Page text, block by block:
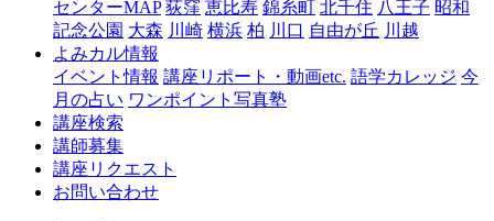
由
丘
センターMAP 荻窪 恵比寿 錦糸町 北千住 八王子 昭和
記念公園 大森 川崎 横浜 柏 川口 自由が丘 川越
よみカル情報
イベント情報 講座リポート・動画etc. 語学カレッジ 今
月の占い ワンポイント写真塾
講座検索
講師募集
講座リクエスト
お問い合わせ